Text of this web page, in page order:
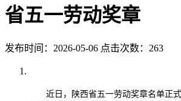
省五一劳动奖章
发布时间：2026-05-06 点击次数：263
近日，陕西省五一劳动奖章名单正